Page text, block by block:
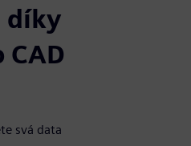
díky
svá data